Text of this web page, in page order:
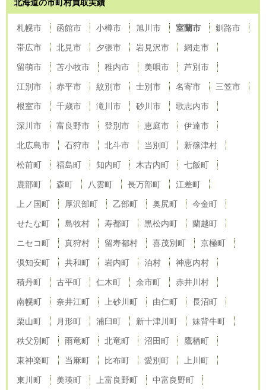
北海道の市町村買取実績
札幌市 函館市 小樽市 旭川市 室蘭市 釧路市
帯広市 北見市 夕張市 岩見沢市 網走市
留萌市 苫小牧市 稚内市 美唄市 芦別市
江別市 赤平市 紋別市 士別市 名寄市 三笠市
根室市 千歳市 滝川市 砂川市 歌志内市
深川市 富良野市 登別市 恵庭市 伊達市
北広島市 石狩市 北斗市 当別町 新篠津村
松前町 福島町 知内町 木古内町 七飯町
鹿部町 森町 八雲町 長万部町 江差町
上ノ国町 厚沢部町 乙部町 奥尻町 今金町
せたな町 島牧村 寿都町 黒松内町 蘭越町
ニセコ町 真狩村 留寿都村 喜茂別町 京極町
倶知安町 共和町 岩内町 泊村 神恵内村
積丹町 古平町 仁木町 余市町 赤井川村
南幌町 奈井江町 上砂川町 由仁町 長沼町
栗山町 月形町 浦臼町 新十津川町 妹背牛町
秩父別町 雨竜町 北竜町 沼田町 鷹栖町
東神楽町 当麻町 比布町 愛別町 上川町
東川町 美瑛町 上富良野町 中富良野町